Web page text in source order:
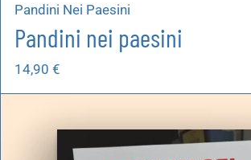
Pandini Nei Paesini
Pandini nei paesini
14,90 €